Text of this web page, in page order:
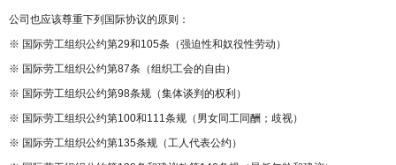
公司也应该尊重下列国际协议的原则：
※ 国际劳工组织公约第29和105条（强迫性和奴役性劳动）
※ 国际劳工组织公约第87条（组织工会的自由）
※ 国际劳工组织公约第98条规（集体谈判的权利）
※ 国际劳工组织公约第100和111条规（男女同工同酬；歧视）
※ 国际劳工组织公约第135条规（工人代表公约）